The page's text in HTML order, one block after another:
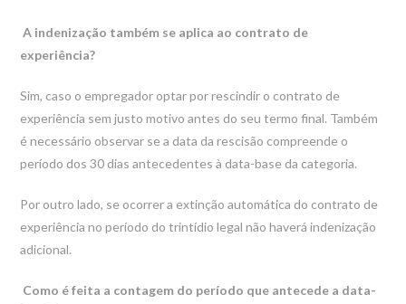
A indenização também se aplica ao contrato de
experiência?
Sim, caso o empregador optar por rescindir o contrato de
experiência sem justo motivo antes do seu termo final. Também
é necessário observar se a data da rescisão compreende o
período dos 30 dias antecedentes à data-base da categoria.
Por outro lado, se ocorrer a extinção automática do contrato de
experiência no período do trintídio legal não haverá indenização
adicional.
Como é feita a contagem do período que antecede a data-